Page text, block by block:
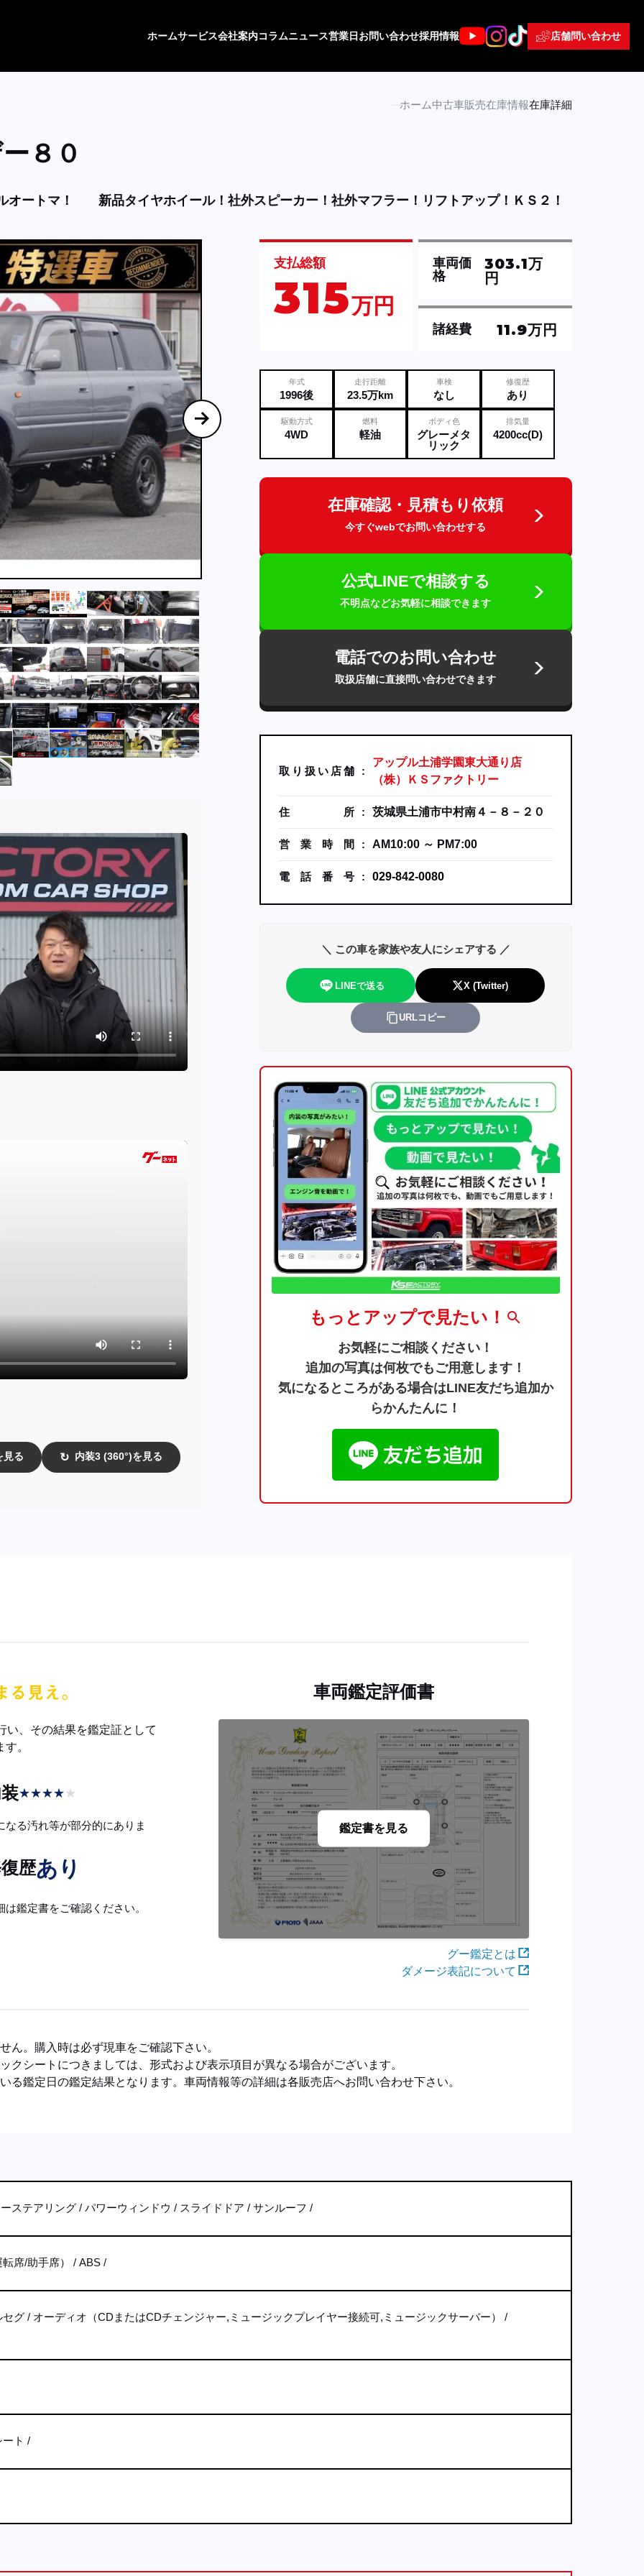
ホームサービス会社案内コラムニュース営業日 お問い合わせ採用情報 店舗問い合わせ
ホーム中古車販売在庫情報在庫詳細
８０
オートマ！ 新品タイヤホイール！社外スピーカー！社外マフラー！リフトアップ！ＫＳ２！
見る ↻ 内装3 (360°)を見る
支払総額
315万円
諸経費 11.9万円
車両価
格
303.1万
円
年式
1996後
走行距離
23.5万km
車検
なし
修復歴
あり
駆動方式
4WD
燃料
軽油
ボディ色
グレーメタ
リック
排気量
4200cc(D)
在庫確認・見積もり依頼
今すぐwebでお問い合わせする
公式LINEで相談する
不明点などお気軽に相談できます
電話でのお問い合わせ
取扱店舗に直接問い合わせできます
取 り 扱 い 店舗
アップル土浦学園東大通り店
（株）ＫＳファクトリー
住 所 茨城県土浦市中村南４－８－２０
営 業 時 間 AM10:00 ～ PM7:00
電 話 番 号 029-842-0080
＼ この車を家族や友人にシェアする ／
LINEで送る X (Twitter)
URLコピー
もっとアップで見たい！
お気軽にご相談ください！
追加の写真は何枚でもご用意します！
気になるところがある場合はLINE友だち追加か
らかんたんに！
い、その結果を鑑定証として
。
★★★★★
なる汚れ等が部分的にありま
歴あり
は鑑定書をご確認ください。
車両鑑定評価書
鑑定書を見る
グー鑑定とは
ダメージ表記について
。購入時は必ず現車をご確認下さい。
シートにつきましては、形式および表示項目が異なる場合がございます。
鑑定日の鑑定結果となります。車両情報等の詳細は各販売店へお問い合わせ下さい。
ステアリング パワーウィンドウ スライドドア サンルーフ
席/助手席） ABS
セグ オーディオ（CDまたはCDチェンジャー,ミュージックプレイヤー接続可,ミュージックサーバー）
ト